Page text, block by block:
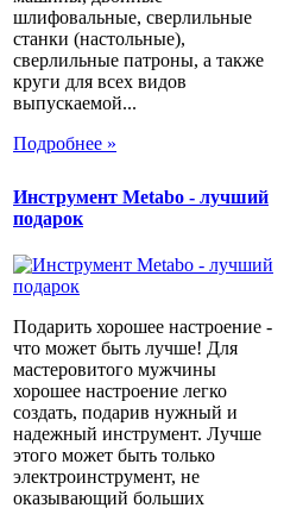
шлифовальные, сверлильные
станки (настольные),
сверлильные патроны, а также
круги для всех видов
выпускаемой...
Подробнее »
Инструмент Metabo - лучший
подарок
Подарить хорошее настроение -
что может быть лучше! Для
мастеровитого мужчины
хорошее настроение легко
создать, подарив нужный и
надежный инструмент. Лучше
этого может быть только
электроинструмент, не
оказывающий больших